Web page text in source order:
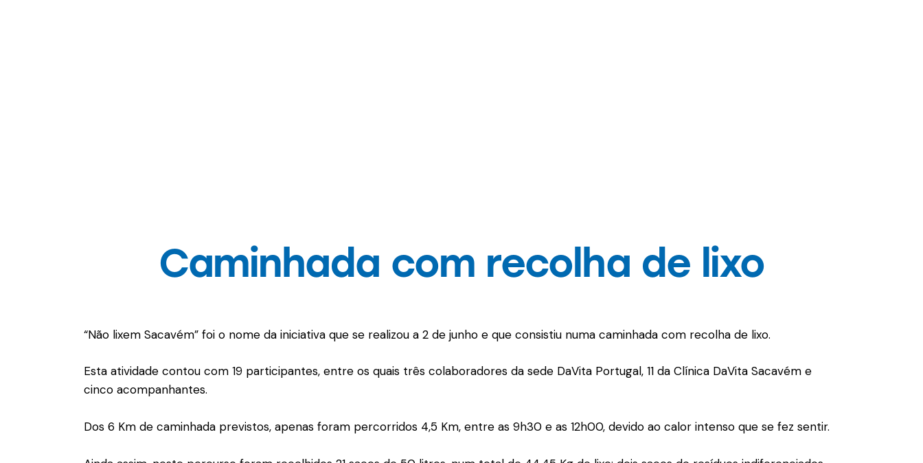
Caminhada com recolha de lixo
“Não lixem Sacavém” foi o nome da iniciativa que se realizou a 2 de junho e que consistiu numa caminhada com recolha de lixo.
Esta atividade contou com 19 participantes, entre os quais três colaboradores da sede DaVita Portugal, 11 da Clínica DaVita Sacavém e
cinco acompanhantes.
Dos 6 Km de caminhada previstos, apenas foram percorridos 4,5 Km, entre as 9h30 e as 12h00, devido ao calor intenso que se fez sentir.